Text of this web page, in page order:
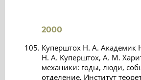
2000
Куперштох Н. А. Академик
Н. А. Куперштох, А. М.
механики: годы, люди,
отделение, Институт